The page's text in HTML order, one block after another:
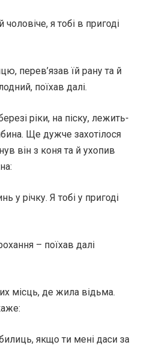
я тобі в пригоді
перев’язав їй рану та й
поїхав далі.
ріки, на піску, лежить-
Ще дужче захотілося
він з коня та й ухопив
у річку. Я тобі у пригоді
– поїхав далі
місць, де жила відьма.
якщо ти мені даси за